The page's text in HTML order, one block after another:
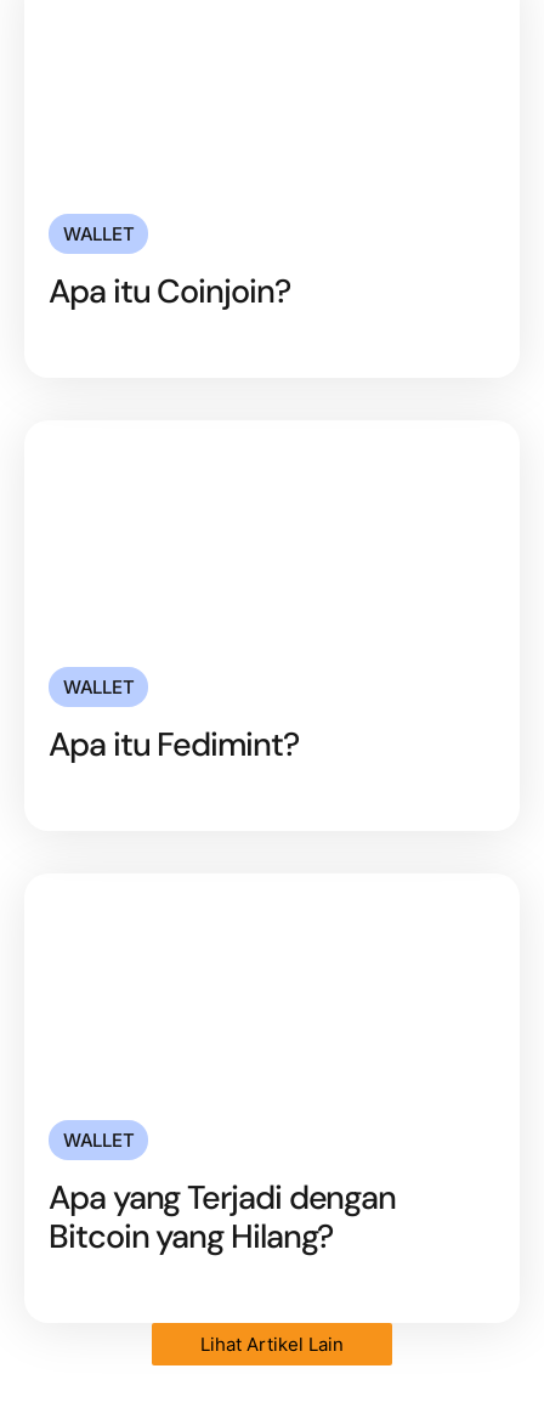
WALLET
Apa itu Coinjoin?
WALLET
Apa itu Fedimint?
WALLET
Apa yang Terjadi dengan
Bitcoin yang Hilang?
Lihat Artikel Lain